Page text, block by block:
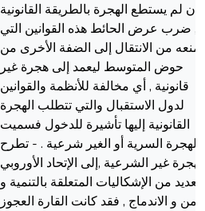
فإن لم يستطع الهجرة بالطريقة القانونية
, ضرب عرض الحائط هذه القوانين التي
تمنعه من الانتقال إلى الضفة الأخرى من
حوض المتوسط ليعمد إلى هجرة غير
قانونية , أي مخالفة للأنظمة والقوانين
لدول الاستقبال والتي تتطلب الهجرة
القانونية إليها تأشيرة للدخول فسميت
بالهجرة السرية أو الغير شرعية . - تطرح
غير الشرعية ,إلى الإتحاد الأوروبي
العديد من الإشكاليات المتعلقة بالتنمية و
و الاندماج , فقد كانت القارة العجوز